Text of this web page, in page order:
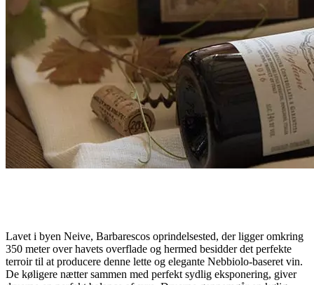
Lavet i byen Neive, Barbarescos oprindelsested, der ligger omkring
350 meter over havets overflade og hermed besidder det perfekte
terroir til at producere denne lette og elegante Nebbiolo-baseret vin.
De køligere nætter sammen med perfekt sydlig eksponering, giver